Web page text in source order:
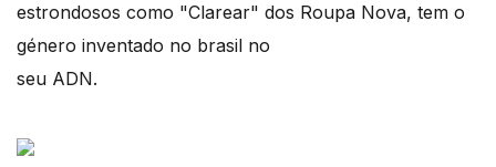
estrondosos como "Clarear" dos Roupa Nova, tem o
género inventado no brasil no
seu ADN.